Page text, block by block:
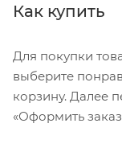
Как купить
Для покупки
выберите
корзину. Далее
«Оформить